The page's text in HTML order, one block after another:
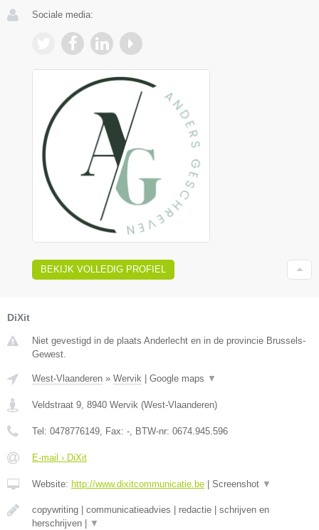
Sociale media:
BEKIJK VOLLEDIG PROFIEL
DiXit
Niet gevestigd in de plaats Anderlecht en in de provincie Brussels-
Gewest.
West-Vlaanderen » Wervik Google maps ▼
Veldstraat 9, 8940 Wervik (West-Vlaanderen)
Tel: 0478776149, Fax: -, BTW-nr: 0674.945.596
E-mail › DiXit
Website: http://www.dixitcommunicatie.be Screenshot ▼
copywriting | communicatieadvies | redactie | schrijven en
herschrijven |
▼